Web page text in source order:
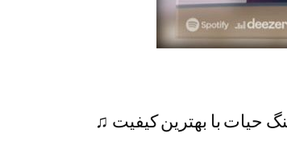
حیات با بهترین کیفیت ♫